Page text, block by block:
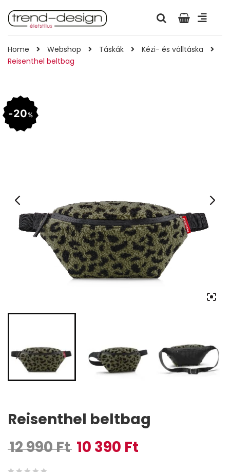
Home Webshop Táskák
Kézi- és válltáska
Reisenthel beltbag
20%
Reisenthel beltbag
12 990Ft Original price was: 12 990 Ft.
10 390 Ft